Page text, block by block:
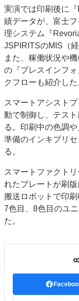
実演では印刷後に
績データが、富士
理システム『
JSPIRITSのMIS（
また、稼働状況や
の『プレスインフ
クフローも紹介した
スマートアシスト
動で制御し、テス
る。印刷中の色調
準備のインキプリ
る。
スマートファクト
れたプレートが刷
搬送ロボットで印
7色目、8色目のユ
た。